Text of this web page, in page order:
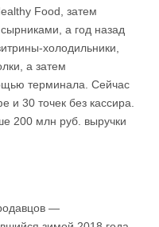
Food, затем
а год назад
холодильники,
а затем
терминала. Сейчас
и 30 точек без кассира.
200 млн руб. выручки
—